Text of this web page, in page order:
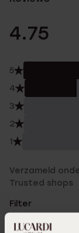
4.75
5
4
3
2
1
Verzameld
Trusted shops
Filter